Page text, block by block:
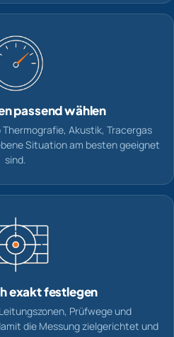
passend wählen
Akustik, Tracergas
Situation am besten geeignet
sind.
exakt festlegen
Prüfwege und
die Messung zielgerichtet und